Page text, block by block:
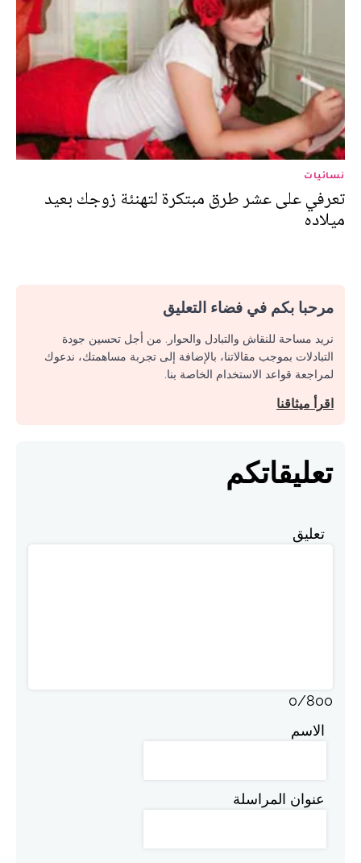
نسائيات
تعرفي على عشر طرق مبتكرة لتهنئة زوجك بعيد
ميلاده
مرحبا بكم في فضاء التعليق
نريد مساحة للنقاش والتبادل والحوار. من أجل تحسين جودة
التبادلات بموجب مقالاتنا، بالإضافة إلى تجربة مساهمتك، ندعوك
لمراجعة قواعد الاستخدام الخاصة بنا.
اقرأ ميثاقنا
تعليقاتكم
تعليق
0/800
الاسم
عنوان المراسلة